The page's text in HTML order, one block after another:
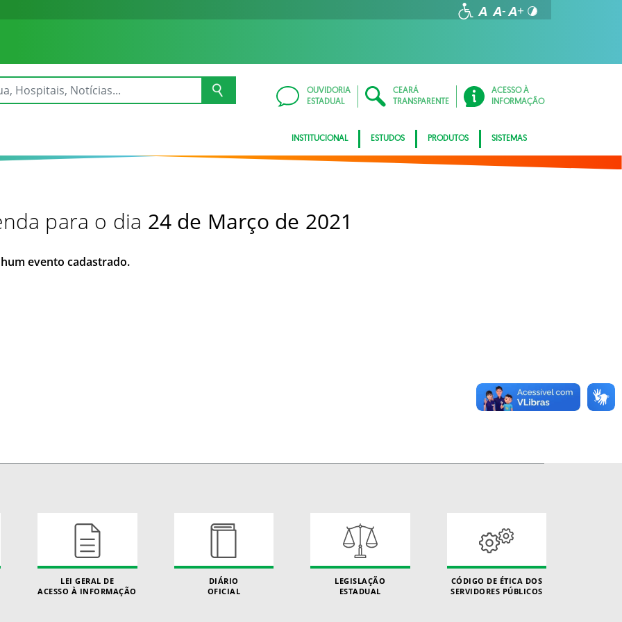
OUVIDORIA
ESTADUAL
CEARÁ
TRANSPARENTE
ACESSO À
INFORMAÇÃO
INSTITUCIONAL ESTUDOS PRODUTOS SISTEMAS
para o dia 24 de Março de 2021
evento cadastrado.
LEI GERAL DE
ACESSO À INFORMAÇÃO
DIÁRIO
OFICIAL
LEGISLAÇÃO
ESTADUAL
CÓDIGO DE ÉTICA DOS
SERVIDORES PÚBLICOS